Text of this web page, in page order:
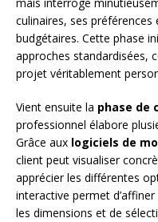
mais interroge
culinaires, ses
budgétaires. Cette phase
approches standardisées,
projet véritablement
Vient ensuite la phase de
professionnel élabore
Grâce aux logiciels de
client peut visualiser
apprécier les différentes
interactive permet
les dimensions et de